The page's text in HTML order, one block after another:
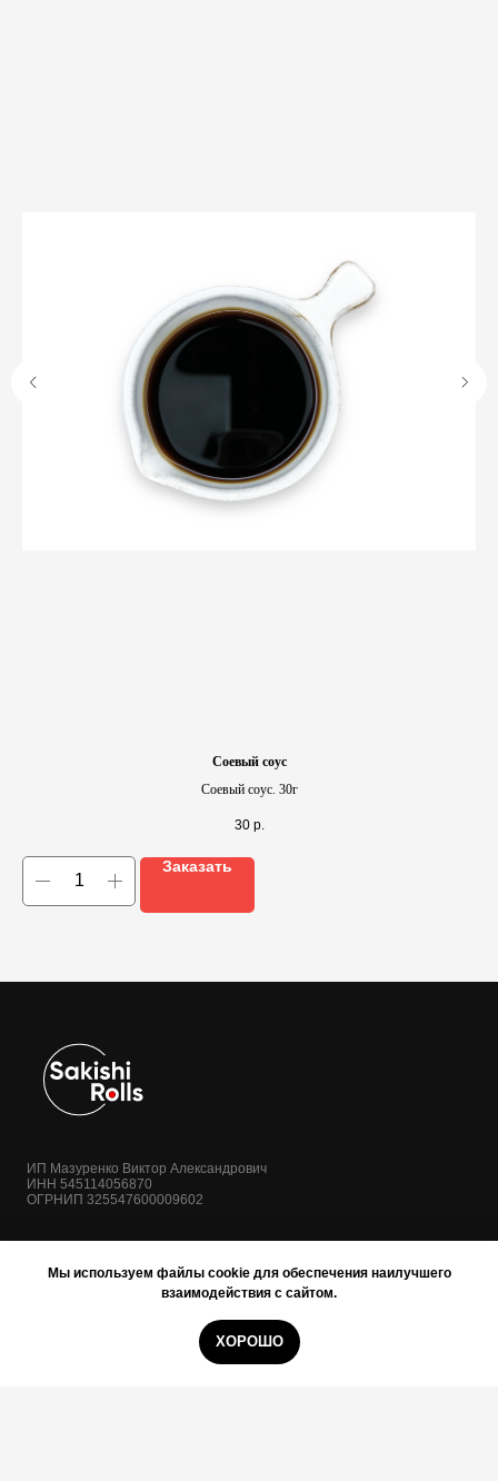
Соевый соус
Соевый соус. 30г
30 р.
Заказать
ИП Мазуренко Виктор Александрович
ИНН 545114056870
ОГРНИП 325547600009602
Политика конфиденциальности
Пользовательское соглашение
Мы используем файлы cookie для обеспечения наилучшего
взаимодействия с сайтом.
ХОРОШО